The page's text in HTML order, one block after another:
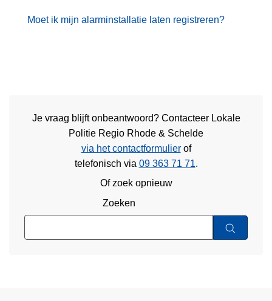
Moet ik mijn alarminstallatie laten registreren?
Je vraag blijft onbeantwoord? Contacteer Lokale
Politie Regio Rhode & Schelde
via het contactformulierof
telefonisch via 09 363 71 71.
Of zoek opnieuw
Zoeken